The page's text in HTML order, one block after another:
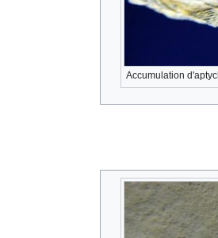
Accumulation